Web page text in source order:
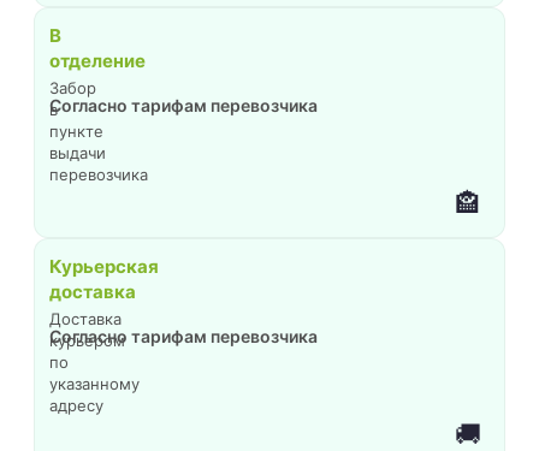
🏤
В
отделение
Забор
в
пункте
выдачи
перевозчика
Согласно тарифам перевозчика
🚚
Курьерская
доставка
Доставка
курьером
по
указанному
адресу
Согласно тарифам перевозчика